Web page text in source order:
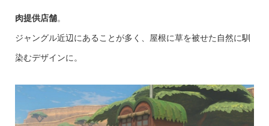
肉提供店舗。
ジャングル近辺にあることが多く、屋根に草を被せた自然に馴
染むデザインに。